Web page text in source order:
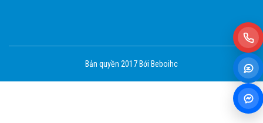
Bản quyền 2017 Bới Beboihc